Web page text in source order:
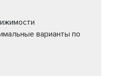
варианты по